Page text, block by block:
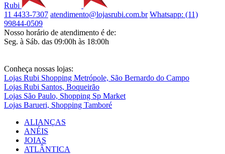
Rubi
11 4433-7307 atendimento@lojasrubi.com.br Whatsapp: (11)
99844-0509
Nosso horário de atendimento é de:
Seg. à Sáb. das 09:00h às 18:00h
Conheça nossas lojas:
Lojas Rubi Shopping Metrópole, São Bernardo do Campo
Lojas Rubi Santos, Boqueirão
Lojas São Paulo, Shopping Sp Market
Lojas Barueri, Shopping Tamboré
ALIANÇAS
ANÉIS
JOIAS
ATLÂNTICA